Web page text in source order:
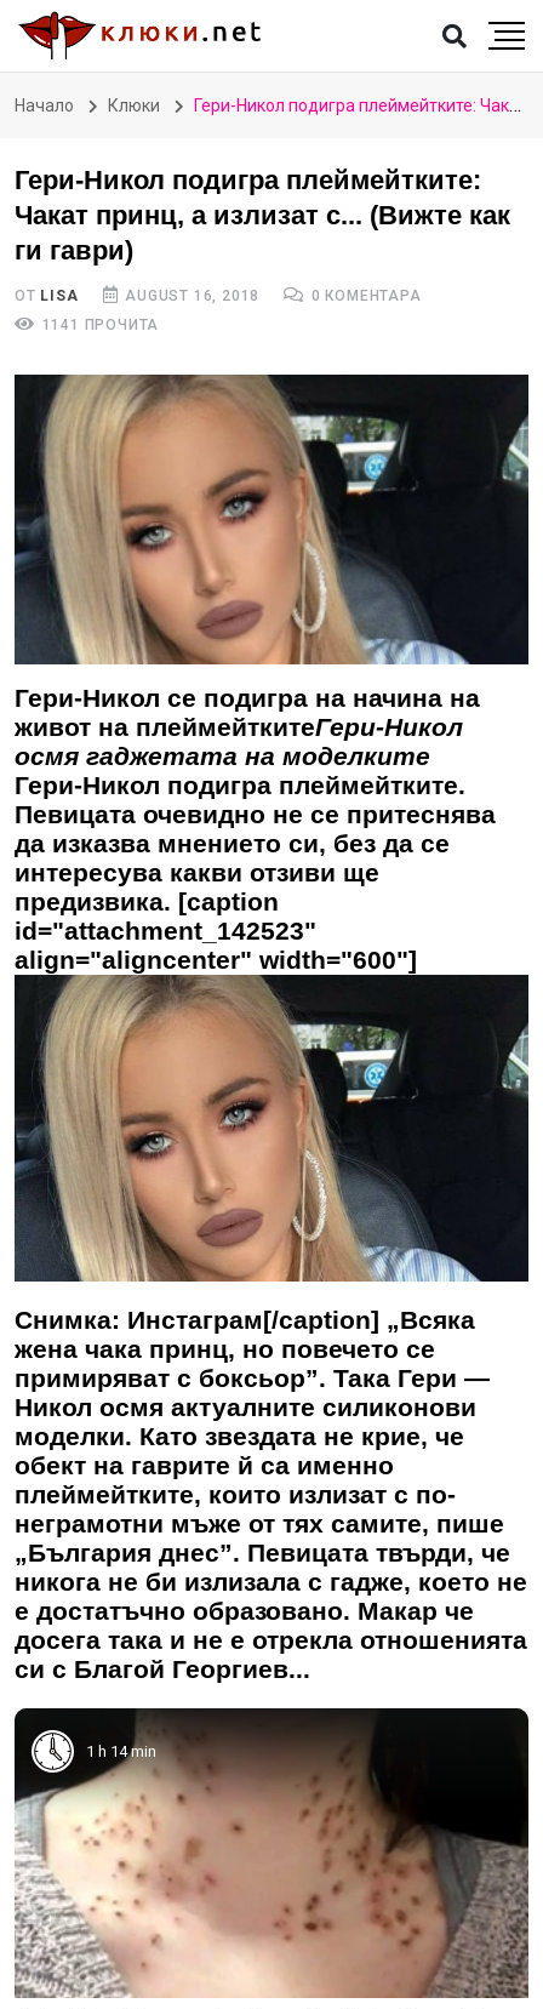
Начало Клюки Гери-Никол подигра плеймейтките: Чакат принц, а излизат с... (Вижте как ги гаври)
Гери-Никол подигра плеймейтките:
Чакат принц, а излизат с... (Вижте как
ги гаври)
ОТ LISA AUGUST 16, 2018
0 КОМЕНТАРА
1141 ПРОЧИТА
Гери-Никол се подигра на начина на
живот на плеймейткитеГери-Никол
осмя гаджетата на моделките
Гери-Никол подигра плеймейтките.
Певицата очевидно не се притеснява
да изказва мнението си, без да се
интересува какви отзиви ще
предизвика. [caption
id="attachment_142523"
align="aligncenter" width="600"]
Снимка: Инстаграм[/caption] „Всяка
жена чака принц, но повечето се
примиряват с боксьор”. Така Гери —
Никол осмя актуалните силиконови
моделки. Като звездата не крие, че
обект на гаврите й са именно
плеймейтките, които излизат с по-
неграмотни мъже от тях самите, пише
„България днес”. Певицата твърди, че
никога не би излизала с гадже, което не
е достатъчно образовано. Макар че
досега така и не е отрекла отношенията
си с Благой Георгиев...
1 h 14 min